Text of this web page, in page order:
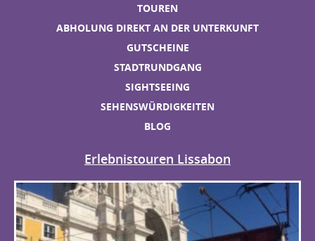
TOUREN
ABHOLUNG DIREKT AN DER UNTERKUNFT
GUTSCHEINE
STADTRUNDGANG
SIGHTSEEING
SEHENSWÜRDIGKEITEN
BLOG
Erlebnistouren Lissabon